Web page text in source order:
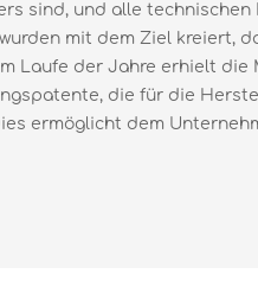
sind, und alle technischen
mit dem Ziel kreiert,
Laufe der Jahre erhielt die
die für die
ermöglicht dem